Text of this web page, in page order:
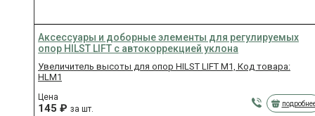
Аксессуары и доборные элементы для регулируемых
опор HILST LIFT с автокоррекцией уклона
Увеличитель высоты для опор HILST LIFT M1, Код товара:
HLM1
Цена
145 ₽ за шт.